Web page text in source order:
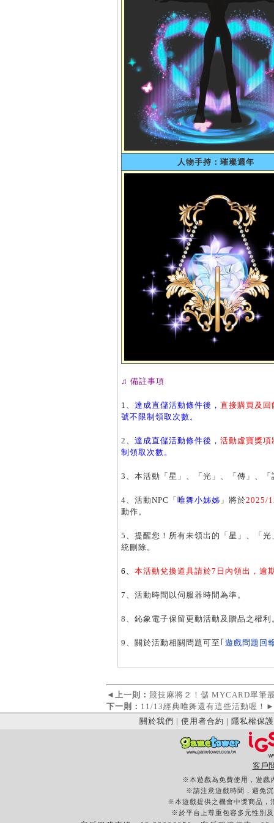
人物手持：璀璨週年
♫ 備註事項
1、 達成直儲活動條件後， 直接購買及
號不限制領取次數。
2、 達成直儲活動條件後， 活動虛寶獎項
制領取次數。
3、本活動「星」、「光」、「傳」、
4、活動NPC「 唯舞小姊姊 」將於2025/
動作。
5、提醒您！所有未領出的「星」、「
統刪除。
6、 本活動兌換道具請於7日內領出，逾
7、活動時間以伺服器時間為準。
8、鈊象電子保留更動活動及贈品之權利
9、關於活動相關問題可至｢ 遊戲問題回
◄ 上一則： 競技麻將２！儲 MYCARD單筆
下一則： 11/13經典唯舞還有這些活動喔！ ►
關於我們 | 使用者合約 | 隱私權保護
客戶
※本遊戲為免費使用，遊戲
※請注意遊戲時間，避免
※本遊戲提供之機會中獎商品，
※於平台上尊重包容多元性別